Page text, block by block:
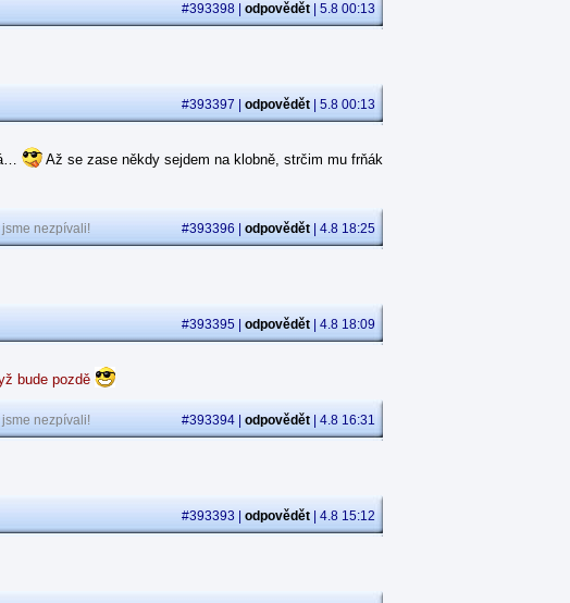
#393398 | odpovědět | 5.8 00:13
#393397 | odpovědět | 5.8 00:13
Až se zase někdy sejdem na klobně, strčim mu frňák
jsme nezpívali! #393396 | odpovědět | 4.8 18:25
#393395 | odpovědět | 4.8 18:09
bude pozdě
jsme nezpívali! #393394 | odpovědět | 4.8 16:31
#393393 | odpovědět | 4.8 15:12